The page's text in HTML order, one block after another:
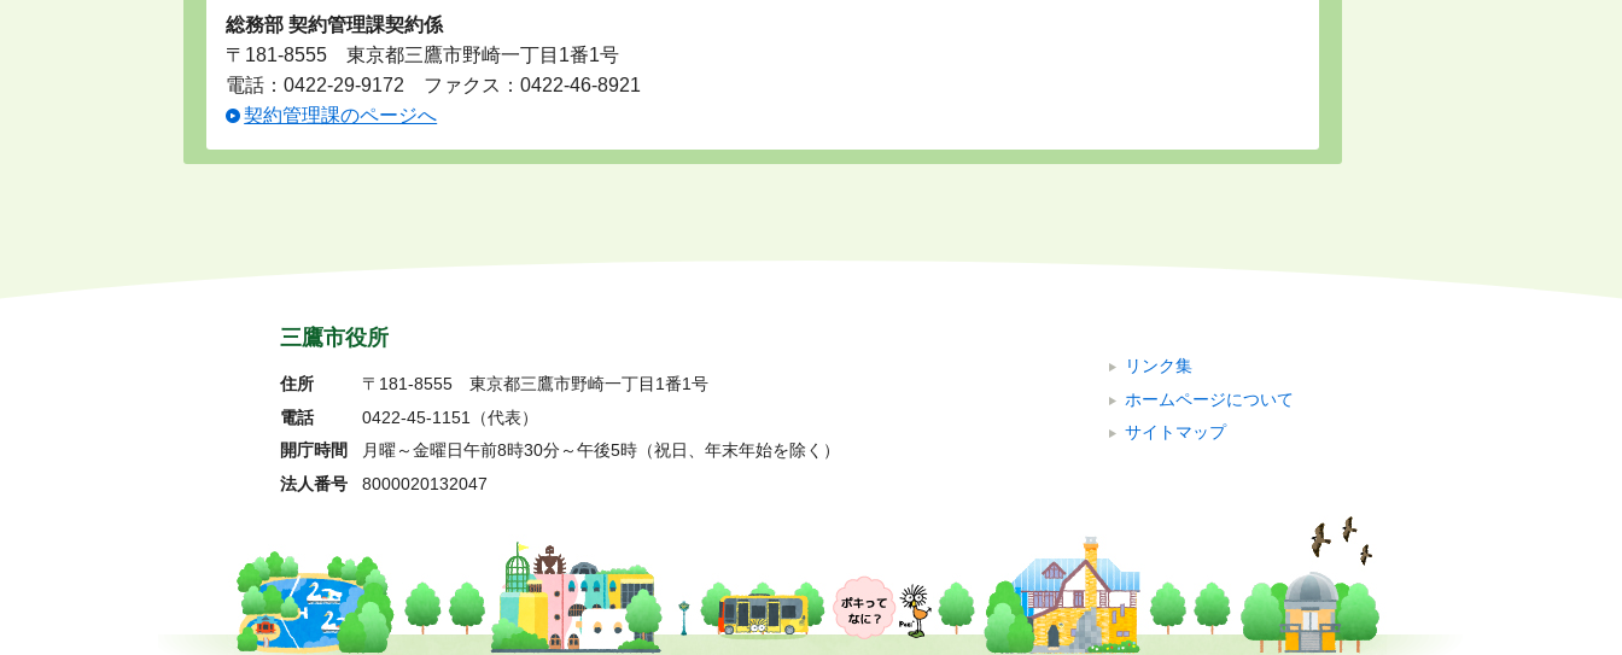
総務部 契約管理課契約係
〒181-8555 東京都三鷹市野崎一丁目1番1号
電話：0422-29-9172 ファクス：0422-46-8921
契約管理課のページへ
リンク集
ホームページについて
サイトマップ
三鷹市役所
住所 〒181-8555 東京都三鷹市野崎一丁目1番1号
電話
0422-45-1151
（代表）
開庁時間
月曜～金曜日午前8時30分～午後5時（祝日、年末年始を除く）
法人番号
8000020132047